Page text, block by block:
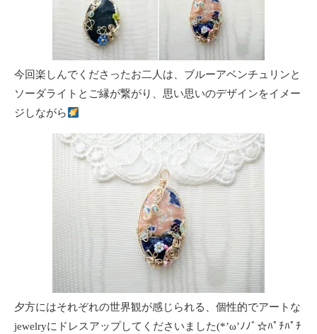
今回楽しんでくださったお二人は、ブルーアベンチュリンと
ソーダライトとご縁が繋がり、思い思いのデザインをイメー
ジしながら
夕方にはそれぞれの世界観が感じられる、個性的でアートな
jewelryにドレスアップしてくださいました(*’ω’ﾉﾉﾞ☆ﾊﾟﾁﾊﾟﾁ